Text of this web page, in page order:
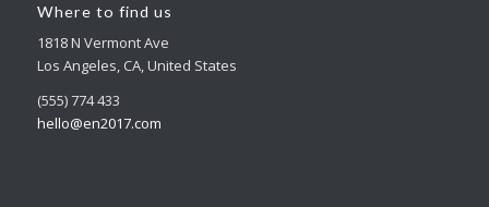
Where to find us
1818 N Vermont Ave
Los Angeles, CA, United States
(555) 774 433
hello@en2017.com